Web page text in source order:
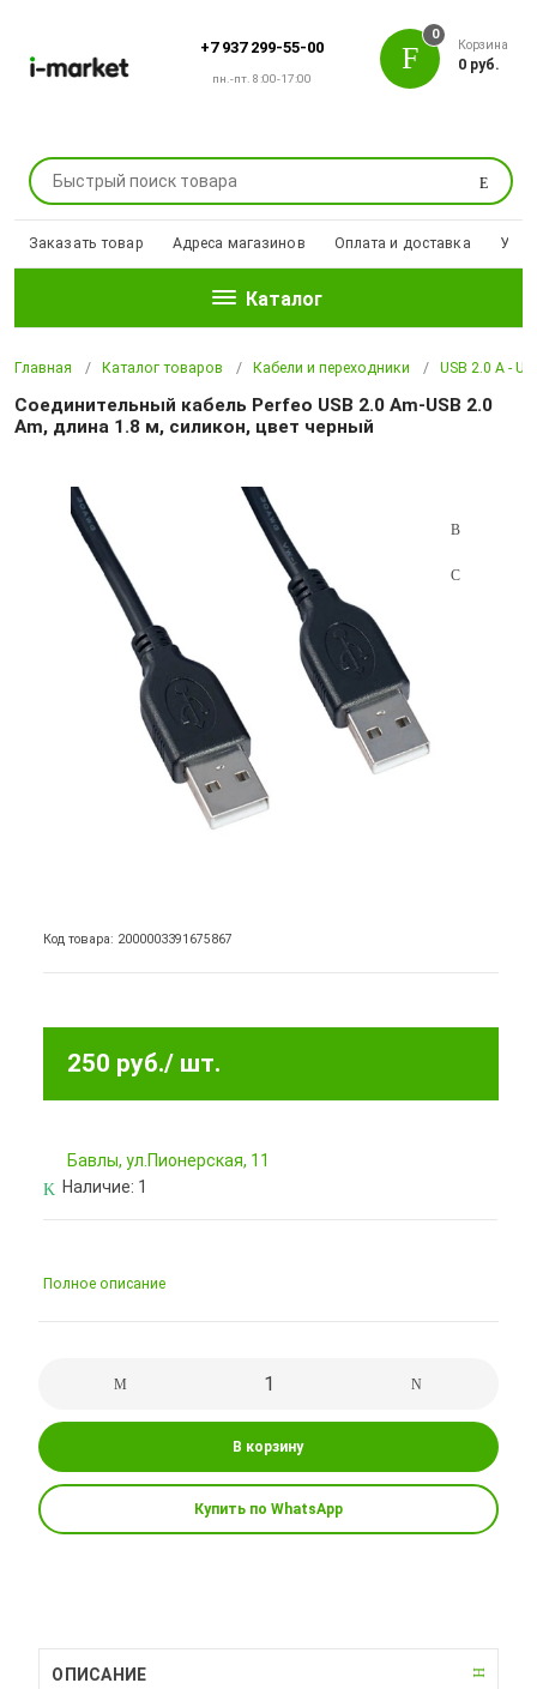
+7 937 299-55-00
пн.-пт. 8:00-17:00
Поиск
0
Корзина
0 руб.
Заказать товар Адреса магазинов Оплата и доставка
Каталог
Главная Каталог товаров Кабели и переходники USB 2.0 A -
Соединительный кабель Perfeo USB 2.0 Am-USB 2.0
Am, длина 1.8 м, силикон, цвет черный
Код товара: 2000003391675867
250 руб./ шт.
Бавлы, ул.Пионерская, 11
Наличие: 1
Полное описание
В корзину
Купить по WhatsApp
ОПИСАНИЕ